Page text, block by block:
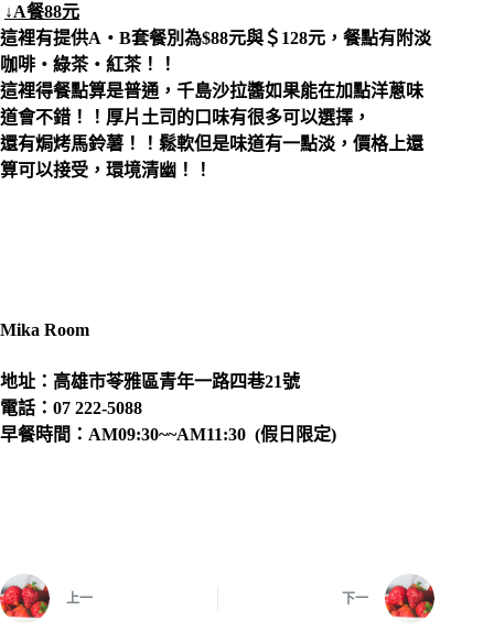
↓A餐88元
這裡有提供A‧B套餐別為$88元與＄128元，餐點有附淡
咖啡‧綠茶‧紅茶！！
這裡得餐點算是普通，千島沙拉醬如果能在加點洋蔥味
道會不錯！！厚片土司的口味有很多可以選擇，
還有焗烤馬鈴薯！！鬆軟但是味道有一點淡，價格上還
算可以接受，環境清幽！！
Mika Room
地址：高雄市苓雅區青年一路四巷21號
電話：07 222-5088
早餐時間：AM09:30~~AM11:30 (假日限定)
上一 下一